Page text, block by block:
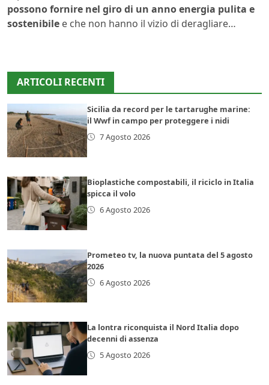
possono fornire nel giro di un anno energia pulita e
sostenibile e che non hanno il vizio di deragliare…
ARTICOLI RECENTI
Sicilia da record per le tartarughe marine:
il Wwf in campo per proteggere i nidi
7 Agosto 2026
Bioplastiche compostabili, il riciclo in Italia
spicca il volo
6 Agosto 2026
Prometeo tv, la nuova puntata del 5 agosto
2026
6 Agosto 2026
La lontra riconquista il Nord Italia dopo
decenni di assenza
5 Agosto 2026